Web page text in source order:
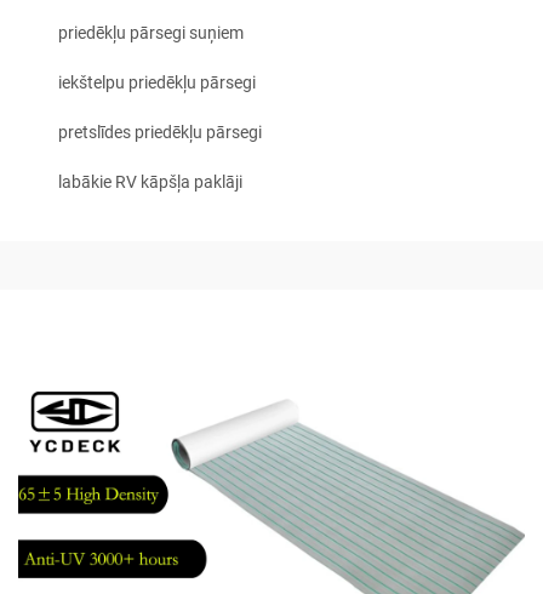
priedēkļu pārsegi suņiem
iekštelpu priedēkļu pārsegi
pretslīdes priedēkļu pārsegi
labākie RV kāpšļa paklāji